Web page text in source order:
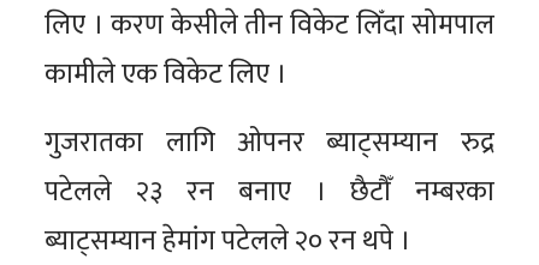
लिए । करण केसीले तीन विकेट लिँदा सोमपाल
कामीले एक विकेट लिए ।
गुजरातका लागि ओपनर ब्याट्सम्यान रुद्र
पटेलले २३ रन बनाए । छैटौँ नम्बरका
ब्याट्सम्यान हेमांग पटेलले २० रन थपे ।